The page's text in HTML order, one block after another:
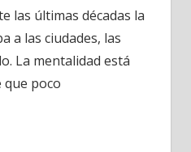
las últimas décadas la
a las ciudades, las
La mentalidad está
que poco